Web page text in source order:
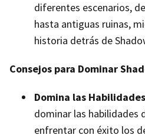
diferentes escenarios,
hasta antiguas ruinas,
historia detrás de
Consejos para Dominar
Domina las
dominar las habilidades
enfrentar con éxito los